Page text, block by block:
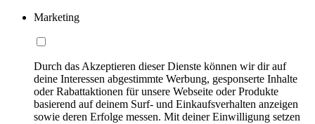
Marketing
Durch das Akzeptieren dieser Dienste können wir dir auf
deine Interessen abgestimmte Werbung, gesponserte Inhalte
oder Rabattaktionen für unsere Webseite oder Produkte
basierend auf deinem Surf- und Einkaufsverhalten anzeigen
sowie deren Erfolge messen. Mit deiner Einwilligung setzen